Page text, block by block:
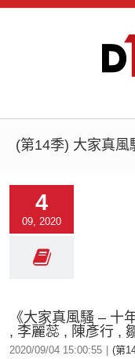
(第14季) 大家真風
4
09, 2020
《大家真風騷 – 十
, 李麗蕊 , 陳彥行 ,
2020/09/04 15:00:55 (第